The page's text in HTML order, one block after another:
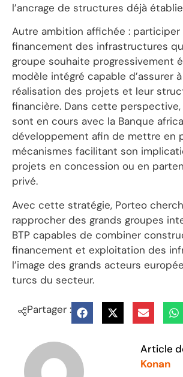
l’ancrage de structures déjà
Autre ambition affichée : participer
financement des infrastructures
groupe souhaite progressivement
modèle intégré capable d’assurer
réalisation des projets et leur
financière. Dans cette
sont en cours avec la Banque
développement afin de mettre en
mécanismes facilitant son
projets en concession ou en
privé.
Avec cette stratégie, Porteo
rapprocher des grands groupes
BTP capables de combiner
financement et exploitation des
l’image des grands acteurs
turcs du secteur.
Partager :
Article
Konan